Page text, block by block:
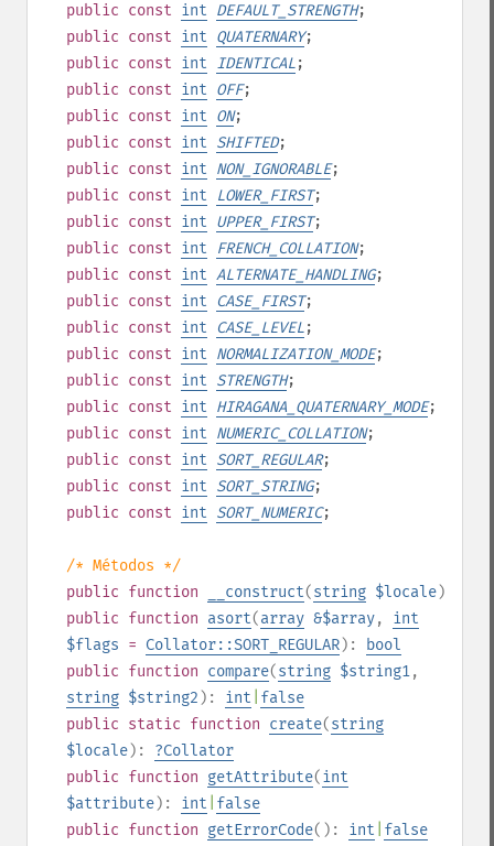
public const int DEFAULT_STRENGTH;
public const int QUATERNARY;
public const int IDENTICAL;
public const int OFF;
public const int ON;
public const int SHIFTED;
public const int NON_IGNORABLE;
public const int LOWER_FIRST;
public const int UPPER_FIRST;
public const int FRENCH_COLLATION;
public const int ALTERNATE_HANDLING;
public const int CASE_FIRST;
public const int CASE_LEVEL;
public const int NORMALIZATION_MODE;
public const int STRENGTH;
public const int HIRAGANA_QUATERNARY_MODE;
public const int NUMERIC_COLLATION;
public const int SORT_REGULAR;
public const int SORT_STRING;
public const int SORT_NUMERIC;
/* Métodos */
public function __construct(string $locale)
public function asort(array &$array, int
$flags = Collator::SORT_REGULAR):
bool
public function compare(string $string1,
string $string2 ): int false
public static function create(string
$locale): ?Collator
public function getAttribute(int
$attribute): int false
public function getErrorCode(): int false